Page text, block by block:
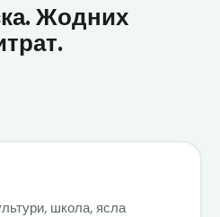
Жодних
школа, ясла